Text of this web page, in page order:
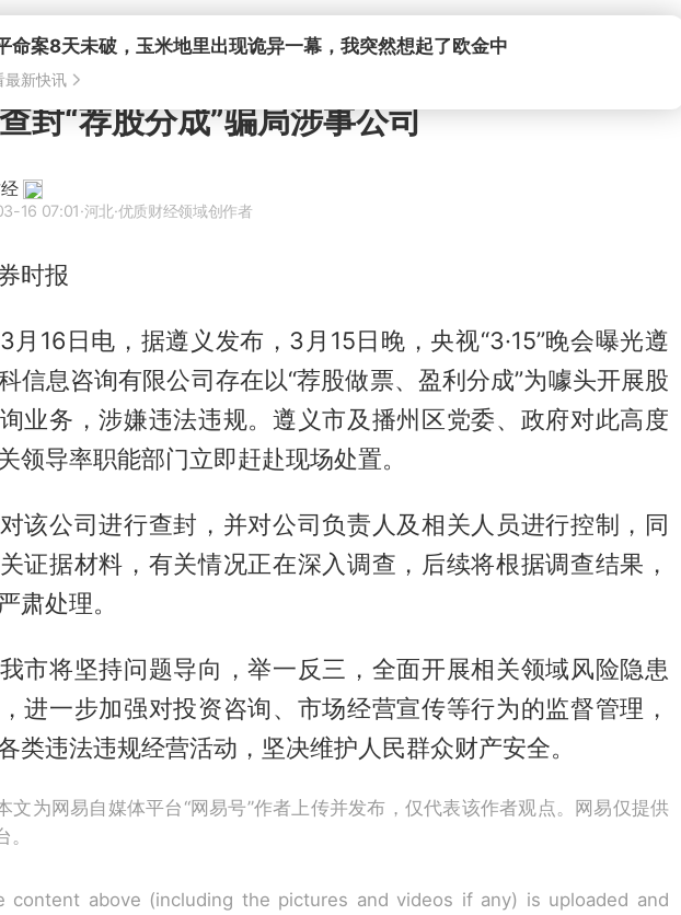
封“荐股分成”骗局涉事公司
16 07:01·河北·优质财经领域创作者
时报
月16日电，据遵义发布，3月15日晚，央视“3·15”晚会曝光遵
信息咨询有限公司存在以“荐股做票、盈利分成”为噱头开展股
业务，涉嫌违法违规。遵义市及播州区党委、政府对此高度
领导率职能部门立即赶赴现场处置。
该公司进行查封，并对公司负责人及相关人员进行控制，同
证据材料，有关情况正在深入调查，后续将根据调查结果，
肃处理。
市将坚持问题导向，举一反三，全面开展相关领域风险隐患
进一步加强对投资咨询、市场经营宣传等行为的监督管理，
类违法违规经营活动，坚决维护人民群众财产安全。
文为网易自媒体平台“网易号”作者上传并发布，仅代表该作者观点。网易仅提供
content above (including the pictures and videos if any) is uploaded and